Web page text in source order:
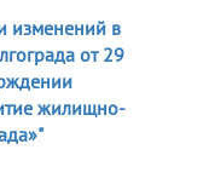
изменений в
от 29
жилищно-